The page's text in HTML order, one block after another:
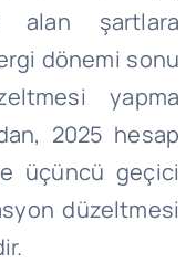
alan şartlara
dönemi sonu
yapma
2025 hesap
üçüncü geçici
düzeltmesi